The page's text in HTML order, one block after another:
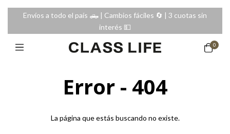
Envíos a todo el país 🛻 | Cambios fáciles 🔄️ | 3 cuotas sin
interés 💵
0
Error - 404
La página que estás buscando no existe.